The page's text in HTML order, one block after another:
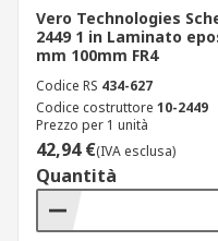
Vero Technologies
2449 1 in Laminato
mm 100mm FR4
Codice RS 434-627
Codice costruttore 10-2449
Prezzo per 1 unità
42,94 €(IVA esclusa)
Quantità